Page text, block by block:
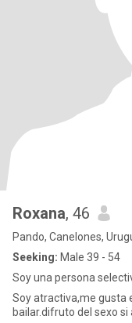
Roxana, 46
Pando, Canelones,
Seeking: Male 39 - 54
Soy una persona
Soy atractiva,me gusta
bailar.difruto del sexo si